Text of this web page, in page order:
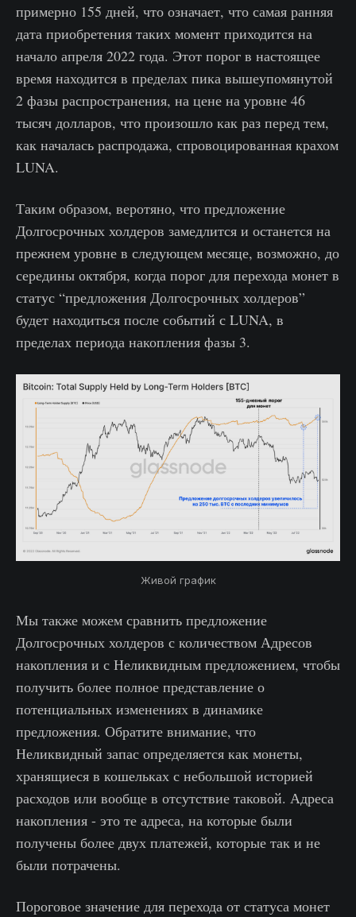
примерно 155 дней, что означает, что самая ранняя
дата приобретения таких момент приходится на
начало апреля 2022 года. Этот порог в настоящее
время находится в пределах пика вышеупомянутой
2 фазы распространения, на цене на уровне 46
тысяч долларов, что произошло как раз перед тем,
как началась распродажа, спровоцированная крахом
LUNA.
Таким образом, веротяно, что предложение
Долгосрочных холдеров замедлится и останется на
прежнем уровне в следующем месяце, возможно, до
середины октября, когда порог для перехода монет в
статус “предложения Долгосрочных холдеров”
будет находиться после событий с LUNA, в
пределах периода накопления фазы 3.
Живой график
Мы также можем сравнить предложение
Долгосрочных холдеров с количеством Адресов
накопления и с Неликвидным предложением, чтобы
получить более полное представление о
потенциальных изменениях в динамике
предложения. Обратите внимание, что
Неликвидный запас определяется как монеты,
хранящиеся в кошельках с небольшой историей
расходов или вообще в отсутствие таковой. Адреса
накопления - это те адреса, на которые были
получены более двух платежей, которые так и не
были потрачены.
Пороговое значение для перехода от статуса монет